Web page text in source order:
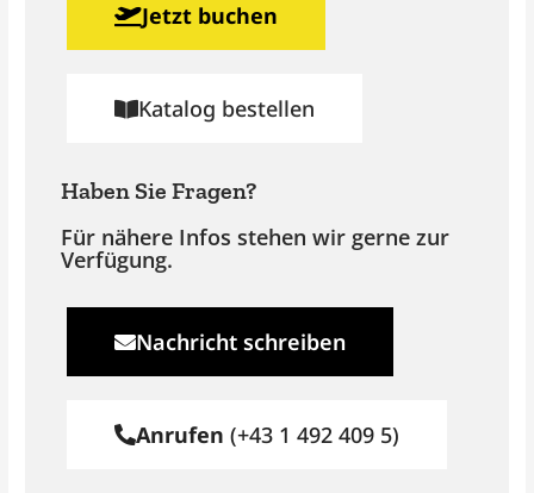
Jetzt buchen
Katalog bestellen
Haben Sie Fragen?
Für nähere Infos stehen wir gerne zur
Verfügung.
Nachricht schreiben
Anrufen (+43 1 492 409 5)